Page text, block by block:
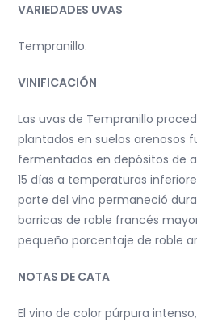
VARIEDADES UVAS
Tempranillo.
VINIFICACIÓN
Las uvas de Tempranillo
plantados en suelos arenosos
fermentadas en depósitos de
15 días a temperaturas
parte del vino permaneció
barricas de roble francés
pequeño porcentaje de roble
NOTAS DE CATA
El vino de color púrpura